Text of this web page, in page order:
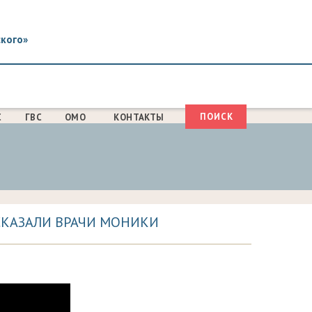
ГВС ОМО КОНТАКТЫ
ФОРМА
Поиск
ВРАЧИ МОНИКИ